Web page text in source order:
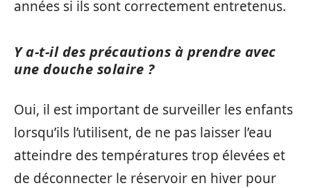
années si ils sont correctement entretenus.
Y a-t-il des précautions à prendre avec
une douche solaire ?
Oui, il est important de surveiller les enfants
lorsqu’ils l’utilisent, de ne pas laisser l’eau
atteindre des températures trop élevées et
de déconnecter le réservoir en hiver pour